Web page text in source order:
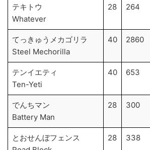
テキトウ
Whatever
28 264
てっきゅうメカゴリラ
Steel Mechorilla
40 2860
テンイエティ
Ten-Yeti
40 653
でんちマン
Battery Man
28 300
とおせんぼフェンス
28 338